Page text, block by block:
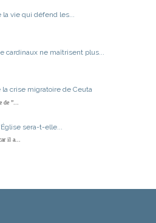
la vie qui défend les...
cardinaux ne maîtrisent plus...
crise migratoire de Ceuta
”...
sera-t-elle...
il a...